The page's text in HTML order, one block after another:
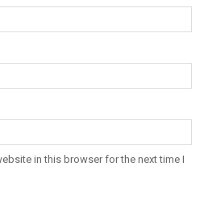
in this browser for the next time I